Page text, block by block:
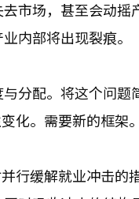
市场，甚至会动摇
内部将出现裂痕。
分配。将这个问题
化。需要新的框架。
行缓解就业冲击的